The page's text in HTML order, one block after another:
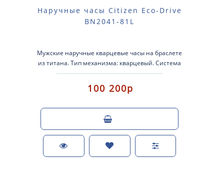
Наручные часы Citizen Eco-Drive
BN2041-81L
Мужские наручные кварцевые часы на браслете
из титана. Тип механизма: кварцевый. Система
Eco-Drive (аккумулятор с питанием ..
100 200р